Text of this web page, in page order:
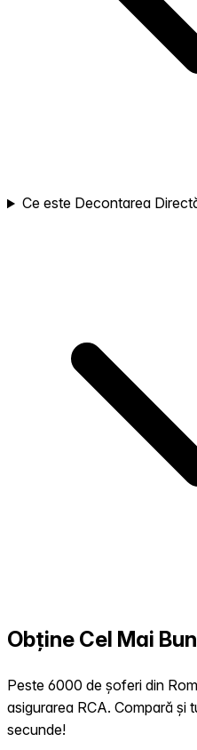
Ce este Decontarea
Obține Cel Mai
Peste 6000 de șoferi din
asigurarea RCA. Compară și
secunde!